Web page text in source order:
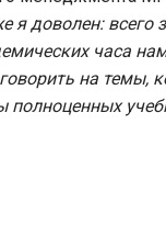
я доволен: всего
часа
на темы,
полноценных